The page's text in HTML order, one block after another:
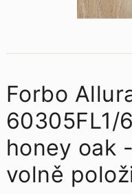
Forbo
60305FL1/
honey oak
volně